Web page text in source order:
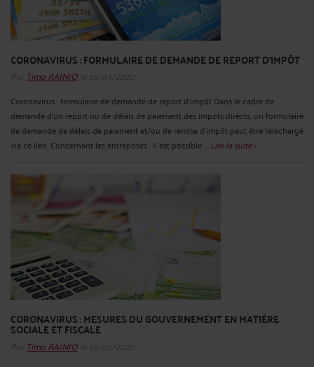
CORONAVIRUS : FORMULAIRE DE DEMANDE DE REPORT D'IMPÔT
Par Timo RAINIO le 16/03/2020
Coronavirus : formulaire de demande de report d'impôt Dans le cadre de
demande d'un report ou de délais de paiement des impots directs, un formulaire
de demande de délais de paiement et/ou de remise d’impôt peut être téléchargé
via ce lien. Concernant les entreprises : Il est possible ... Lire la suite >
CORONAVIRUS : MESURES DU GOUVERNEMENT EN MATIÈRE
SOCIALE ET FISCALE
Par Timo RAINIO le 16/03/2020